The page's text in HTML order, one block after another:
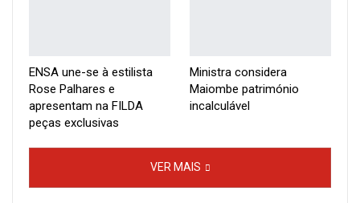
Juntos pela Liberdade’ estabelecerá uma conexão entre a
arte e a celebração da liberdade, da história e da identidade
cultural”.
Por sua vez, o director artístico do festival, Marco
ENSA une-se à estilista
Rose Palhares e
apresentam na FILDA
peças exclusivas
Ministra considera
Maiombe património
incalculável
VER MAIS